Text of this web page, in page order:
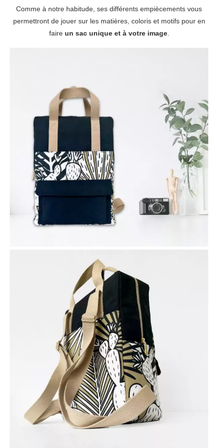
Comme à notre habitude, ses différents empiècements vous
permettront de jouer sur les matières, coloris et motifs pour en
faire un sac unique et à votre image.